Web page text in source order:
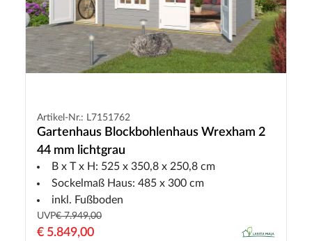
Artikel-Nr.: L7151762
Gartenhaus Blockbohlenhaus Wrexham 2
44 mm lichtgrau
B x T x H: 525 x 350,8 x 250,8 cm
Sockelmaß Haus: 485 x 300 cm
inkl. Fußboden
UVP€ 7.949,00
€ 5.849,00